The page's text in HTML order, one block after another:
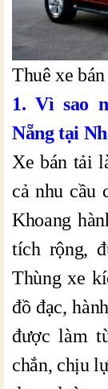
Thuê xe
1. Vì sao
Nẵng tại
Xe bán tải
cả nhu cầu
Khoang
tích rộng,
Thùng xe
đồ đạc,
được làm
chắn, chịu